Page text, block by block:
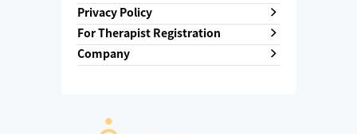
Privacy Policy
For Therapist Registration
Company